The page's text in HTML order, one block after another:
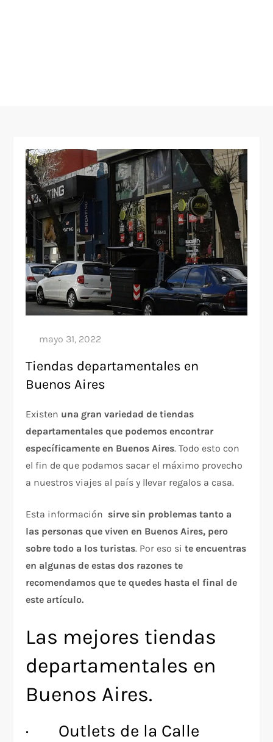
Tiendas departamentales en
Buenos Aires
Existen una gran variedad de tiendas
departamentales que podemos encontrar
específicamente en Buenos Aires. Todo esto con
el fin de que podamos sacar el máximo provecho
a nuestros viajes al país y llevar regalos a casa.
Esta información sirve sin problemas tanto a
las personas que viven en Buenos Aires, pero
sobre todo a los turistas. Por eso site encuentras
en algunas de estas dos razones te
recomendamos que te quedes hasta el final de
este artículo.
Las mejores tiendas
departamentales en
Buenos Aires.
· Outlets de la Calle